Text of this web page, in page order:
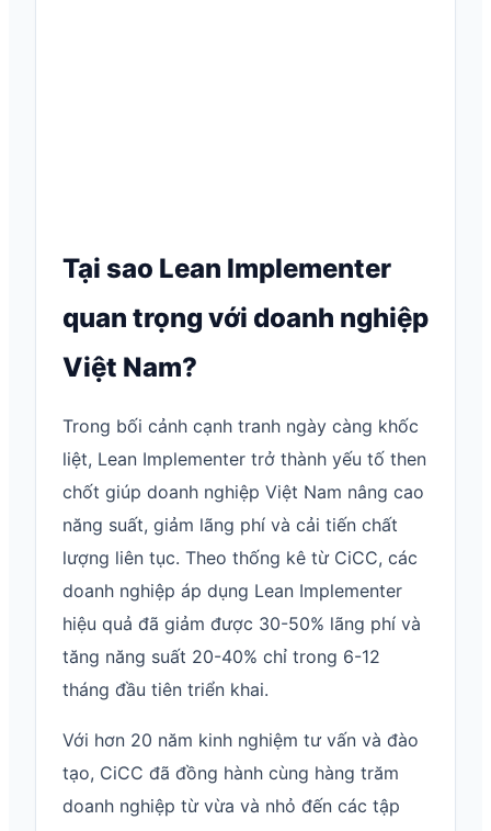
Tại sao Lean Implementer
quan trọng với doanh nghiệp
Việt Nam?
Trong bối cảnh cạnh tranh ngày càng khốc
liệt, Lean Implementer trở thành yếu tố then
chốt giúp doanh nghiệp Việt Nam nâng cao
năng suất, giảm lãng phí và cải tiến chất
lượng liên tục. Theo thống kê từ CiCC, các
doanh nghiệp áp dụng Lean Implementer
hiệu quả đã giảm được 30-50% lãng phí và
tăng năng suất 20-40% chỉ trong 6-12
tháng đầu tiên triển khai.
Với hơn 20 năm kinh nghiệm tư vấn và đào
tạo, CiCC đã đồng hành cùng hàng trăm
doanh nghiệp từ vừa và nhỏ đến các tập